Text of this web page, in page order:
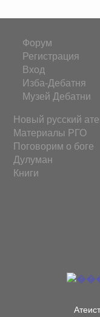
Форум
Регистрация
Вход
Изба-Дебатня
Музей Дебатни
Новый русский
Материалы РГО
Поговорим о боге
Дулуман
Книги